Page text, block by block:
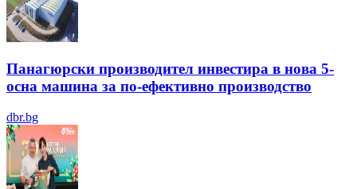
Панагюрски производител инвестира в нова 5-
осна машина за по-ефективно производство
dbr.bg